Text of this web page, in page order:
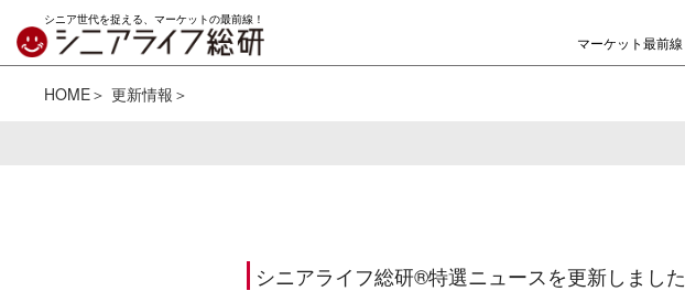
シニア世代を捉える、マーケットの最前線！
マーケット最前線
HOME 更新情報
シニアライフ総研®特選ニュースを更新しました